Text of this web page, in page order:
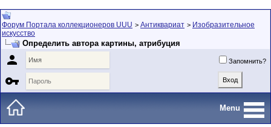
Форум Портала коллекционеров UUU > Антиквариат > Изобразительное
искусство
Определить автора картины, атрибуция
 Запомнить?

Menu